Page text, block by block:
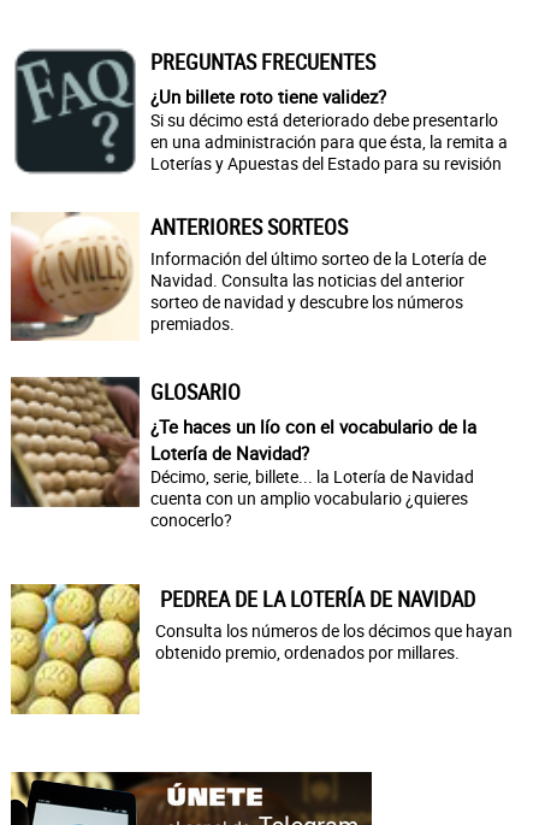
PREGUNTAS FRECUENTES
¿Un billete roto tiene validez?
Si su décimo está deteriorado debe presentarlo
en una administración para que ésta, la remita a
Loterías y Apuestas del Estado para su revisión
ANTERIORES SORTEOS
Información del último sorteo de la Lotería de
Navidad. Consulta las noticias del anterior
sorteo de navidad y descubre los números
premiados.
GLOSARIO
¿Te haces un lío con el vocabulario de la
Lotería de Navidad?
Décimo, serie, billete... la Lotería de Navidad
cuenta con un amplio vocabulario ¿quieres
conocerlo?
PEDREA DE LA LOTERÍA DE NAVIDAD
Consulta los números de los décimos que hayan
obtenido premio, ordenados por millares.